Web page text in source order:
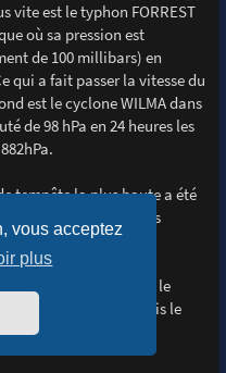
vous acceptez
plus
vite est le typhon FORREST
où sa pression est
de 100 millibars) en
qui a fait passer la vitesse du
est le cyclone WILMA dans
de 98 hPa en 24 heures les
tempête la plus haute a été
en causant des vagues
au sol a été dans le
vents à 330.km/h. Puis le
km/h et une pression